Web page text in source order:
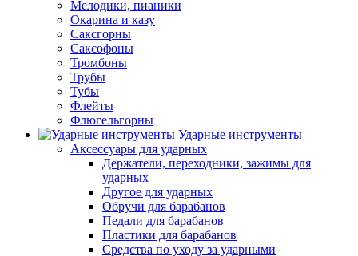
Мелодики, пианики
Окарина и казу
Саксгорны
Саксофоны
Тромбоны
Трубы
Тубы
Флейты
Флюгельгорны
Ударные инструменты
Аксессуары для ударных
Держатели, переходники, зажимы для
ударных
Другое для ударных
Обручи для барабанов
Педали для барабанов
Пластики для барабанов
Средства по уходу за ударными